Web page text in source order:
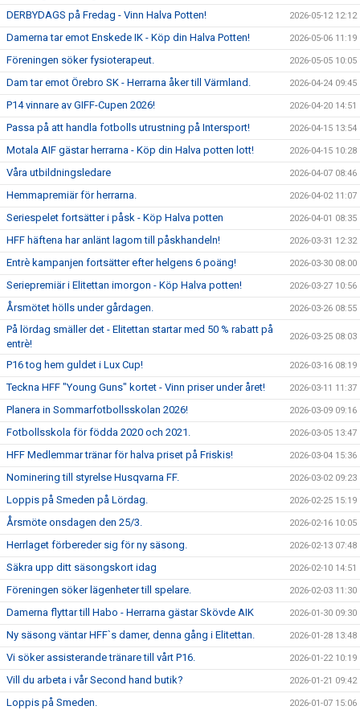
DERBYDAGS på Fredag - Vinn Halva Potten! 2026-05-12 12:12
Damerna tar emot Enskede IK - Köp din Halva Potten! 2026-05-06 11:19
Föreningen söker fysioterapeut. 2026-05-05 10:05
Dam tar emot Örebro SK - Herrarna åker till Värmland. 2026-04-24 09:45
P14 vinnare av GIFF-Cupen 2026! 2026-04-20 14:51
Passa på att handla fotbolls utrustning på Intersport! 2026-04-15 13:54
Motala AIF gästar herrarna - Köp din Halva potten lott! 2026-04-15 10:28
Våra utbildningsledare 2026-04-07 08:46
Hemmapremiär för herrarna. 2026-04-02 11:07
Seriespelet fortsätter i påsk - Köp Halva potten 2026-04-01 08:35
HFF häftena har anlänt lagom till påskhandeln! 2026-03-31 12:32
Entrè kampanjen fortsätter efter helgens 6 poäng! 2026-03-30 08:00
Seriepremiär i Elitettan imorgon - Köp Halva potten! 2026-03-27 10:56
Årsmötet hölls under gårdagen. 2026-03-26 08:55
På lördag smäller det - Elitettan startar med 50 % rabatt på
entrè!
2026-03-25 08:03
P16 tog hem guldet i Lux Cup! 2026-03-16 08:19
Teckna HFF "Young Guns" kortet - Vinn priser under året! 2026-03-11 11:37
Planera in Sommarfotbollsskolan 2026! 2026-03-09 09:16
Fotbollsskola för födda 2020 och 2021. 2026-03-05 13:47
HFF Medlemmar tränar för halva priset på Friskis! 2026-03-04 15:36
Nominering till styrelse Husqvarna FF. 2026-03-02 09:23
Loppis på Smeden på Lördag. 2026-02-25 15:19
Årsmöte onsdagen den 25/3. 2026-02-16 10:05
Herrlaget förbereder sig för ny säsong. 2026-02-13 07:48
Säkra upp ditt säsongskort idag 2026-02-10 14:51
Föreningen söker lägenheter till spelare. 2026-02-03 11:30
Damerna flyttar till Habo - Herrarna gästar Skövde AIK 2026-01-30 09:30
Ny säsong väntar HFF`s damer, denna gång i Elitettan. 2026-01-28 13:48
Vi söker assisterande tränare till vårt P16. 2026-01-22 10:19
Vill du arbeta i vår Second hand butik? 2026-01-21 09:42
Loppis på Smeden. 2026-01-07 15:06